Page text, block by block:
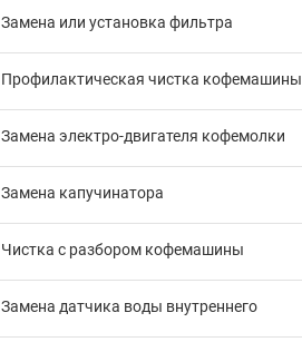
Замена или установка фильтра
Профилактическая чистка кофемашины
Замена электро-двигателя кофемолки
Замена капучинатора
Чистка с разбором кофемашины
Замена датчика воды внутреннего